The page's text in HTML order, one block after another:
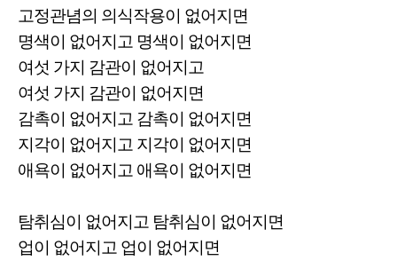
고정관념의 의식작용이 없어지면
명색이 없어지고 명색이 없어지면
여섯 가지 감관이 없어지고
여섯 가지 감관이 없어지면
감촉이 없어지고 감촉이 없어지면
지각이 없어지고 지각이 없어지면
애욕이 없어지고 애욕이 없어지면
탐취심이 없어지고 탐취심이 없어지면
업이 없어지고 업이 없어지면